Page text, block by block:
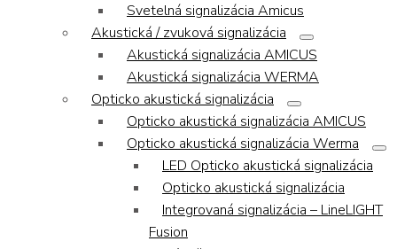
Svetelná signalizácia Amicus
Akustická / zvuková signalizácia
Akustická signalizácia AMICUS
Akustická signalizácia WERMA
Opticko akustická signalizácia
Opticko akustická signalizácia AMICUS
Opticko akustická signalizácia Werma
LED Opticko akustická signalizácia
Opticko akustická signalizácia
Integrovaná signalizácia – LineLIGHT
Fusion